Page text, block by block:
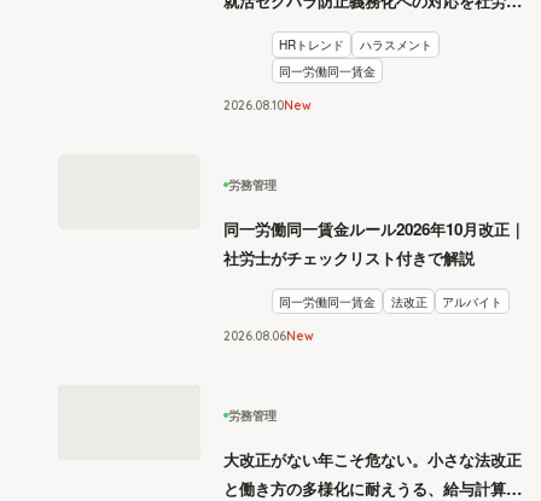
HRトレンド
ハラスメント
同一労働同一賃金
2026.0810New
労務管理
同一労働同一賃金ルール2026年10月改正｜
社労士がチェックリスト付きで解説
同一労働同一賃金 法改正 アルバイト
2026.08 06New
労務管理
大改正がない年こそ危ない。小さな法改正
と働き方の多様化に耐えうる、給与計算と